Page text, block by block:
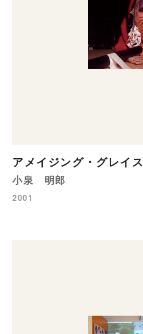
アメイジング・グレイス
小泉 明郎
2001